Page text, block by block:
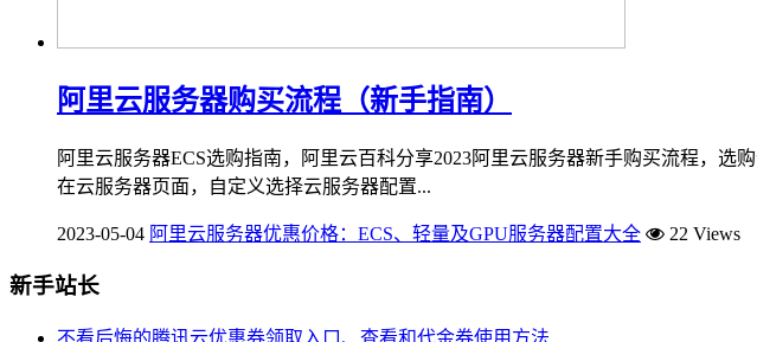
阿里云服务器购买流程（新手指南）
阿里云服务器ECS选购指南，阿里云百科分享2023阿里云服务器新手购买流程，
在云服务器页面，自定义选择云服务器配置...
2023-05-04 阿里云服务器优惠价格：ECS、轻量及GPU服务器配置大全 22 Views
新手站长
不看后悔的腾讯云优惠券领取入口、查看和代金券使用方法